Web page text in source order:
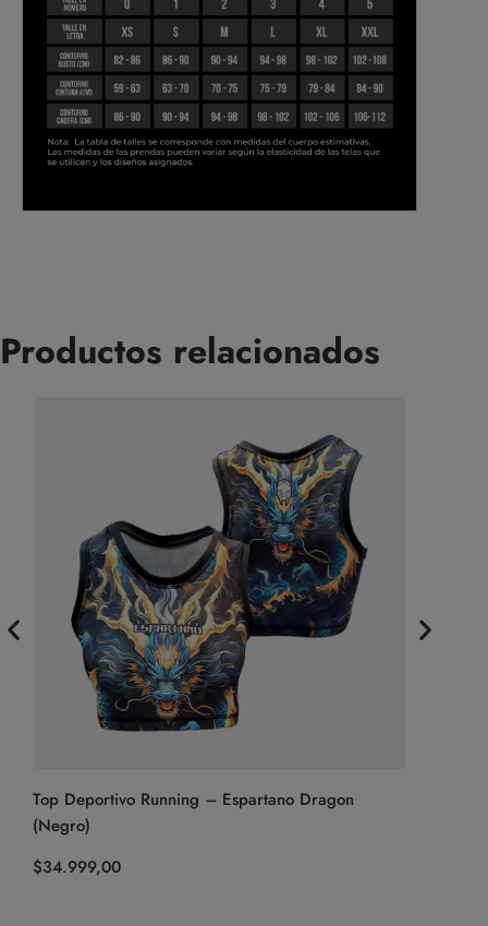
Productos relacionados
Top Deportivo Running – Espartano Dragon
(Negro)
$34.999,00